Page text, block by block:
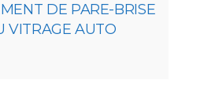
DE PARE-BRISE
VITRAGE AUTO